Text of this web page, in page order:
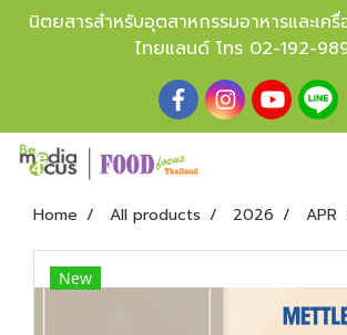
นิตยสารสำหรับอุตสาหกรรมอาหารและเ
ไทยแลนด์ โทร 02-192-
Home All products 2026 APR
New